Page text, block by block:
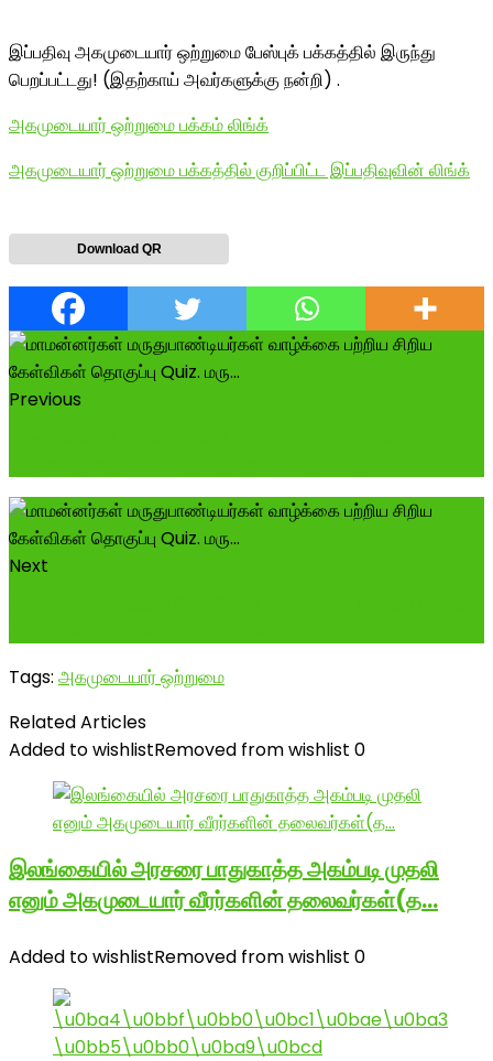
இப்பதிவு அகமுடையார் ஒற்றுமை பேஸ்புக் பக்கத்தில் இருந்து
பெறப்பட்டது! (இதற்காய் அவர்களுக்கு நன்றி) .
அகமுடையார் ஒற்றுமை பக்கம் லிங்க்
அகமுடையார் ஒற்றுமை பக்கத்தில் குறிப்பிட்ட இப்பதிவுவின் லிங்க்
Download QR
Previous
Next
Tags: அகமுடையார் ஒற்றுமை
Related Articles
Added to wishlistRemoved from wishlist 0
இலங்கையில் அரசரை பாதுகாத்த அகம்படி முதலி
எனும் அகமுடையார் வீரர்களின் தலைவர்கள்(த…
Added to wishlistRemoved from wishlist 0